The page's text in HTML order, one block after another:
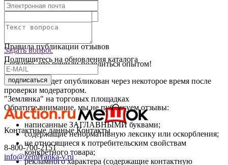
Текст отзыва:
Правила публикации отзывов
Спасибо, что решили поделиться опытом!
Ваш отзыв будет опубликован через некоторое время после
проверки модератором.
Обратите внимание, мы не публикуем отзывы:
написанные ЗАГЛАВНЫМИ буквами;
содержащие ненормативную лексику или оскорбления;
не относящиеся к потребительским свойствам
конкретного товара;
рекламного характера (содержащие контактную
Задать вопрос
Подпишитесь на обновления каталога
подписаться
"Землянка" на торговых площадках
Контактные данные Контакты
8-800-700-2151
info@zemlyanka-v.ru